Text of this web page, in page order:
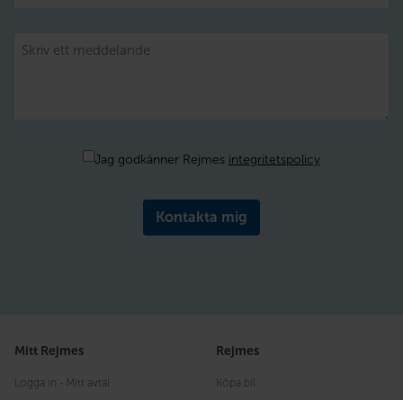
Jag godkänner Rejmes integritetspolicy
Mitt Rejmes
Logga in - Mitt avtal
Rejmes
Köpa bil